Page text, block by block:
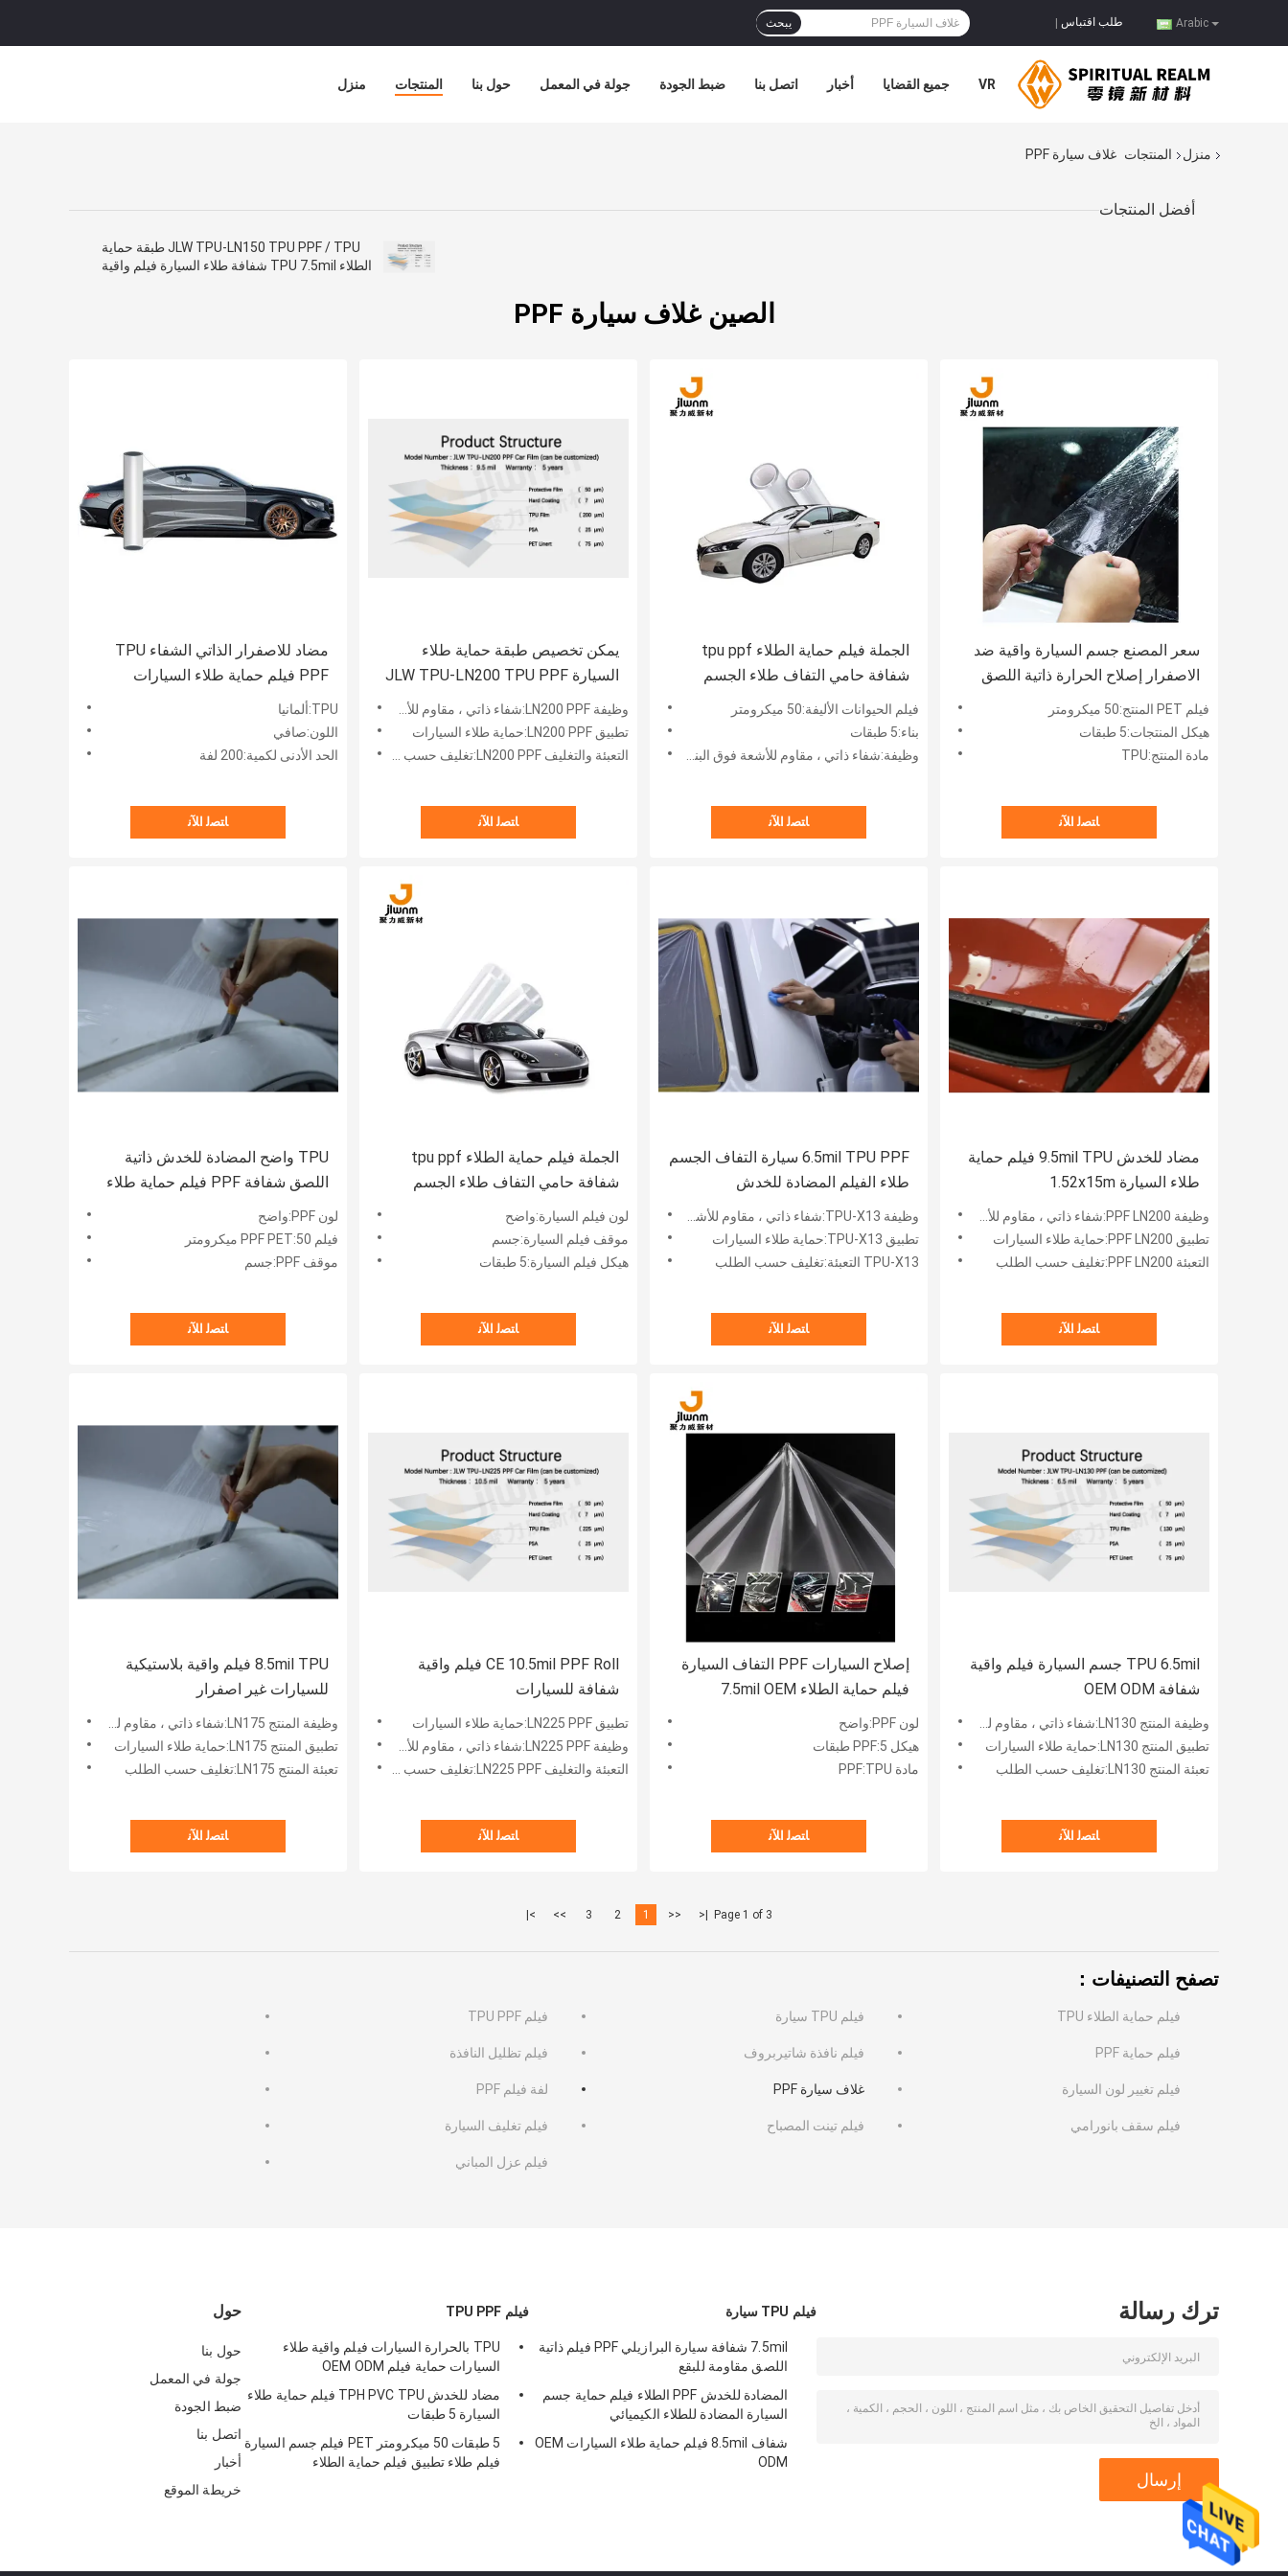
Arabic طلب اقتباس يبحث
منزل المنتجات حول بنا جولة في المعمل ضبط الجودة اتصل بنا أخبار جميع القضايا VR
منزل المنتجات غلاف سيارة PPF
أفضل المنتجات
JLW TPU-LN150 TPU PPF / TPU طبقة حماية
الطلاء TPU 7.5mil شفافة طلاء السيارة فيلم واقية
الصين غلاف سيارة PPF
مضاد للاصفرار الذاتي الشفاء TPU
PPF فيلم حماية طلاء السيارات
الشفاف
TPU:ألمانيا
اللون:صافي
الحد الأدنى لكمية:200 لفة
ﺎﺘﺼﻟ ﺍﻶﻧ
يمكن تخصيص طبقة حماية طلاء
السيارة JLW TPU-LN200 TPU PPF
/ طبقة حماية الطلاء TPU 9.5mil
شفافة
وظيفة LN200 PPF:شفاء ذاتي ، مقاوم للأشعة فوق البنفسجية ، مضاد للرمل ، مضاد للخدش
تطبيق LN200 PPF:حماية طلاء السيارات
التعبئة والتغليف LN200 PPF:تغليف حسب الطلب
ﺎﺘﺼﻟ ﺍﻶﻧ
الجملة فيلم حماية الطلاء tpu ppf
شفافة حامي التفاف طلاء الجسم
سيارة فيلم واقية
فيلم الحيوانات الأليفة:50 ميكرومتر
بناء:5 طبقات
وظيفة:شفاء ذاتي ، مقاوم للأشعة فوق البنفسجية ، مضاد للرمل ، مضاد للخدش
ﺎﺘﺼﻟ ﺍﻶﻧ
سعر المصنع جسم السيارة واقية ضد
الاصفرار إصلاح الحرارة ذاتية اللصق
فيلم حماية طلاء السيارات TPU PPFفيلم PET المنتج:50 ميكرومتر
هيكل المنتجات:5 طبقات
مادة المنتج:TPU
ﺎﺘﺼﻟ ﺍﻶﻧ
TPU واضح المضادة للخدش ذاتية
اللصق شفافة PPF فيلم حماية طلاء
السياراتلون PPF:واضح
فيلم PPF PET:50 ميكرومتر
موقف PPF:جسم
ﺎﺘﺼﻟ ﺍﻶﻧ
الجملة فيلم حماية الطلاء tpu ppf
شفافة حامي التفاف طلاء الجسم
سيارة فيلم واقية
لون فيلم السيارة:واضح
موقف فيلم السيارة:جسم
هيكل فيلم السيارة:5 طبقات
ﺎﺘﺼﻟ ﺍﻶﻧ
6.5mil TPU PPF سيارة التفاف الجسم
طلاء الفيلم المضادة للخدش
وظيفة TPU-X13:شفاء ذاتي ، مقاوم للأشعة فوق البنفسجية ، مضاد للرمل ، مضاد للخدش
تطبيق TPU-X13:حماية طلاء السيارات
TPU-X13 التعبئة:تغليف حسب الطلب
ﺎﺘﺼﻟ ﺍﻶﻧ
مضاد للخدش 9.5mil TPU فيلم حماية
طلاء السيارة 1.52x15m
وظيفة PPF LN200:شفاء ذاتي ، مقاوم للأشعة فوق البنفسجية ، مضاد للرمل ، مضاد للخدش
تطبيق PPF LN200:حماية طلاء السيارات
التعبئة PPF LN200:تغليف حسب الطلب
ﺎﺘﺼﻟ ﺍﻶﻧ
8.5mil TPU فيلم واقية بلاستيكية
للسيارات غير اصفرار
وظيفة المنتج LN175:شفاء ذاتي ، مقاوم للأشعة فوق البنفسجية ، مضاد للرمل ، مضاد للخدش
تطبيق المنتج LN175:حماية طلاء السيارات
تعبئة المنتج LN175:تغليف حسب الطلب
ﺎﺘﺼﻟ ﺍﻶﻧ
CE 10.5mil PPF Roll فيلم واقية
شفافة للسيارات
تطبيق LN225 PPF:حماية طلاء السيارات
وظيفة LN225 PPF:شفاء ذاتي ، مقاوم للأشعة فوق البنفسجية ، مضاد للرمل ، مضاد للخدش
التعبئة والتغليف LN225 PPF:تغليف حسب الطلب
ﺎﺘﺼﻟ ﺍﻶﻧ
إصلاح السيارات PPF التفاف السيارة
فيلم حماية الطلاء 7.5mil OEM
لون PPF:واضح
هيكل PPF:5 طبقات
مادة PPF:TPU
ﺎﺘﺼﻟ ﺍﻶﻧ
TPU 6.5mil جسم السيارة فيلم واقية
شفافة OEM ODM
وظيفة المنتج LN130:شفاء ذاتي ، مقاوم للأشعة فوق البنفسجية ، مضاد للرمل ، مضاد للخدش
تطبيق المنتج LN130:حماية طلاء السيارات
تعبئة المنتج LN130:تغليف حسب الطلب
ﺎﺘﺼﻟ ﺍﻶﻧ
Page 1 of 3
|<
<<
1
2
3
>>
>|
تصفح التصنيفات：
فيلم TPU PPF فيلم TPU سيارة فيلم حماية الطلاء TPU
فيلم تظليل النافذة فيلم نافذة شاتيربروف فيلم حماية PPF
لفة فيلم PPF غلاف سيارة PPF فيلم تغيير لون السيارة
فيلم تغليف السيارة فيلم تينت المصباح فيلم سقف بانورامي
فيلم عزل المباني
حول
حول بنا
جولة في المعمل
ضبط الجودة
اتصل بنا
أخبار
خريطة الموقع
فيلم TPU PPF
TPU بالحرارة السيارات فيلم واقية طلاء
السيارات حماية فيلم OEM ODM
مضاد للخدش TPH PVC TPU فيلم حماية طلاء
السيارة 5 طبقات
5 طبقات 50 ميكرومتر PET فيلم جسم السيارة
فيلم طلاء تطبيق فيلم حماية الطلاء
فيلم TPU سيارة
7.5mil شفافة سيارة البرازيلي PPF فيلم ذاتية
اللصق مقاومة للبقع
المضادة للخدش PPF الطلاء فيلم حماية جسم
السيارة المضادة للطلاء الكيميائي
شفاف 8.5mil فيلم حماية طلاء السيارات OEM
ODM
ترك رسالة